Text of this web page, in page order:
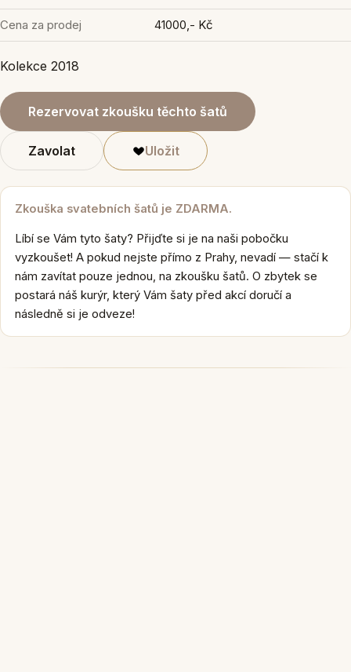
Cena za prodej 41000,- Kč
Kolekce 2018
Rezervovat zkoušku těchto šatů
Zavolat Uložit
Zkouška svatebních šatů je ZDARMA.
Líbí se Vám tyto šaty? Přijďte si je na naši pobočku
vyzkoušet! A pokud nejste přímo z Prahy, nevadí — stačí k
nám zavítat pouze jednou, na zkoušku šatů. O zbytek se
postará náš kurýr, který Vám šaty před akcí doručí a
následně si je odveze!